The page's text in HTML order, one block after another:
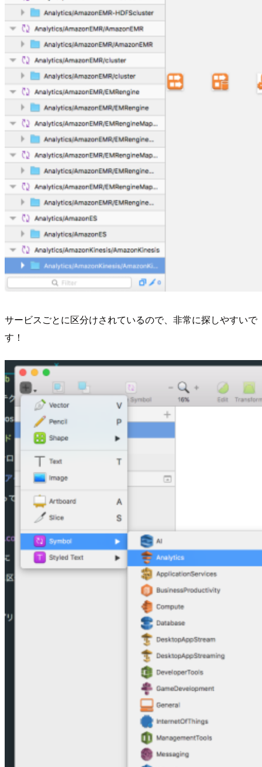
サービスごとに区分けされているので、非常に探しやすいで
す！